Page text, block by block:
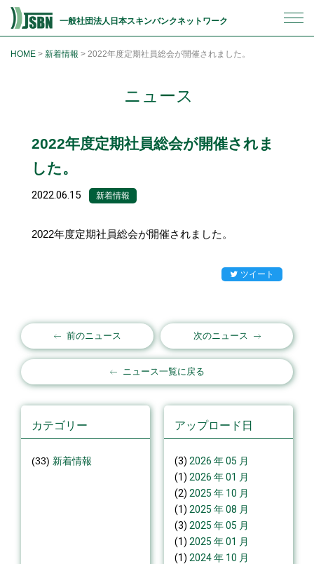
一般社団法人日本スキンバンクネットワーク
HOME > 新着情報 > 2022年度定期社員総会が開催されました。
ニュース
2022年度定期社員総会が開催されま
した。
2022.06.15 新着情報
2022年度定期社員総会が開催されました。
ツイート
前のニュース 次のニュース
ニュース一覧に戻る
カテゴリー
(33) 新着情報
アップロード日
(3) 2026 年 05 月
(1) 2026 年 01 月
(2) 2025 年 10 月
(1) 2025 年 08 月
(3) 2025 年 05 月
(1) 2025 年 01 月
(1) 2024 年 10 月